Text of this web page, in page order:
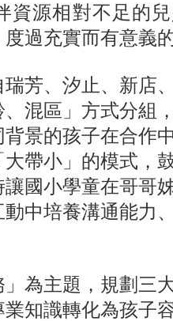
資源相對不足的
過充實而有意義
芳、汐止、新店
混區」方式分組
景的孩子在合作
帶小」的模式，
國小學童在哥哥
中培養溝通能力
為主題，規劃三
知識轉化為孩子